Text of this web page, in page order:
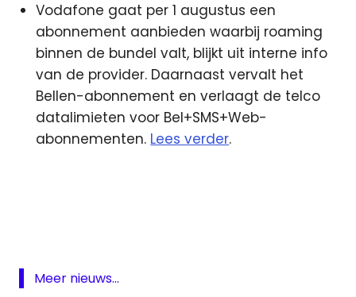
Vodafone gaat per 1 augustus een
abonnement aanbieden waarbij roaming
binnen de bundel valt, blijkt uit interne info
van de provider. Daarnaast vervalt het
Bellen-abonnement en verlaagt de telco
datalimieten voor Bel+SMS+Web-
abonnementen. Lees verder.
Meer nieuws...